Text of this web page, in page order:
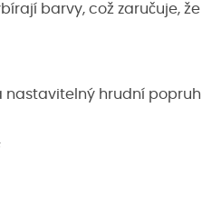
barvy, což zaručuje,
nastavitelný hrudní popruh